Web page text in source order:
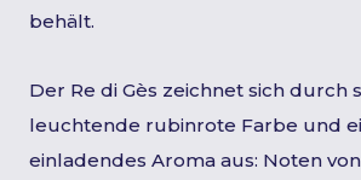
behält.
Der Re di Gès zeichnet sich durch
leuchtende rubinrote Farbe und
einladendes Aroma aus: Noten